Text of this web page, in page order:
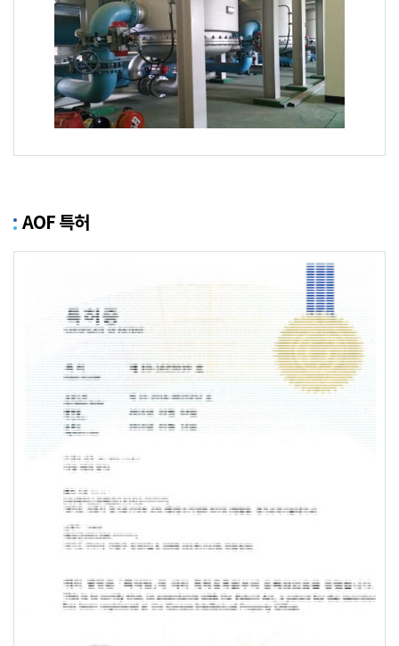
AOF 특허